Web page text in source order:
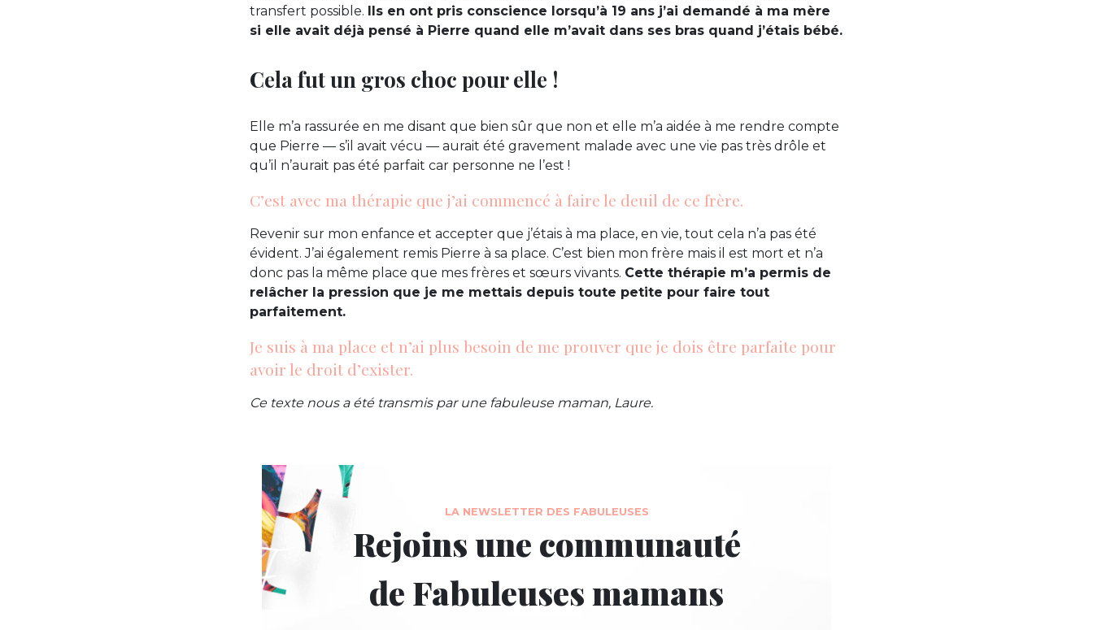
transfert possible. Ils en ont pris conscience lorsqu’à 19 ans j’ai demandé à ma mère
si elle avait déjà pensé à Pierre quand elle m’avait dans ses bras quand j’étais bébé.
Cela fut un gros choc pour elle !
Elle m’a rassurée en me disant que bien sûr que non et elle m’a aidée à me rendre compte
que Pierre — s’il avait vécu — aurait été gravement malade avec une vie pas très drôle et
qu’il n’aurait pas été parfait car personne ne l’est !
C’est avec ma thérapie que j’ai commencé à faire le deuil de ce frère.
Revenir sur mon enfance et accepter que j’étais à ma place, en vie, tout cela n’a pas été
évident. J’ai également remis Pierre à sa place. C’est bien mon frère mais il est mort et n’a
donc pas la même place que mes frères et sœurs vivants. Cette thérapie m’a permis de
relâcher la pression que je me mettais depuis toute petite pour faire tout
parfaitement.
Je suis à ma place et n’ai plus besoin de me prouver que je dois être parfaite pour
avoir le droit d’exister.
Ce texte nous a été transmis par une fabuleuse maman, Laure.
LA NEWSLETTER DES FABULEUSES
Rejoins une communauté
de Fabuleuses mamans